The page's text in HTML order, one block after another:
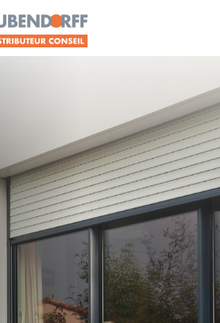
TPE ou PME proche de
est votre référent Volet
vous apporter : Tarifs directs